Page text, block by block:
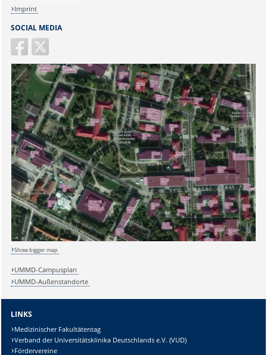
Sicherheitsabfrage:
Lösung:
SOCIAL MEDIA
Imprint
Show bigger map
UMMD-Campusplan
UMMD-Außenstandorte
LINKS
Medizinischer Fakultätentag
Verband der Universitätsklinika Deutschlands e.V. (VUD)
Fördervereine